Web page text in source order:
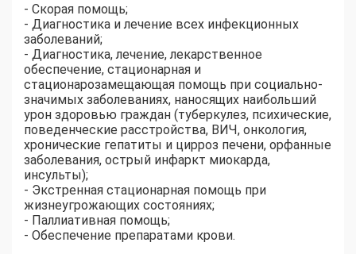
- Скорая помощь;
- Диагностика и лечение всех инфекционных
заболеваний;
- Диагностика, лечение, лекарственное
обеспечение, стационарная и
стационарозамещающая помощь при социально-
значимых заболеваниях, наносящих наибольший
урон здоровью граждан (туберкулез, психические,
поведенческие расстройства, ВИЧ, онкология,
хронические гепатиты и цирроз печени, орфанные
заболевания, острый инфаркт миокарда,
инсульты);
- Экстренная стационарная помощь при
жизнеугрожающих состояниях;
- Паллиативная помощь;
- Обеспечение препаратами крови.